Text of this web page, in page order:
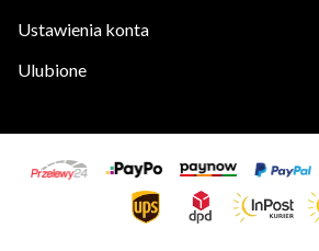
Ustawienia konta
Ulubione